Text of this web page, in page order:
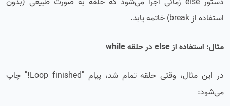
استفاده از break) خاتمه یابد.
مثال: استفاده از else در حلقه while
در این مثال، وقتی حلقه تمام شد، پیام "Loop finished!" چاپ
می‌شود: